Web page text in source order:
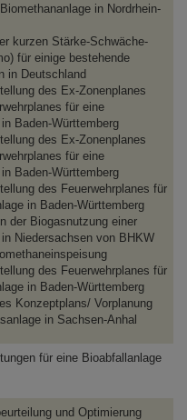
in Nordrhein-
kurzen Stärke-Schwäche-
für einige bestehende
in Deutschland
des Ex-Zonenplanes
für eine
Baden-Württemberg
des Ex-Zonenplanes
für eine
Baden-Württemberg
des Feuerwehrplanes für
in Baden-Württemberg
der Biogasnutzung einer
Niedersachsen von BHKW
des Feuerwehrplanes für
in Baden-Württemberg
Konzeptplans/ Vorplanung
in Sachsen-Anhal
für eine Bioabfallanlage
und Optimierung